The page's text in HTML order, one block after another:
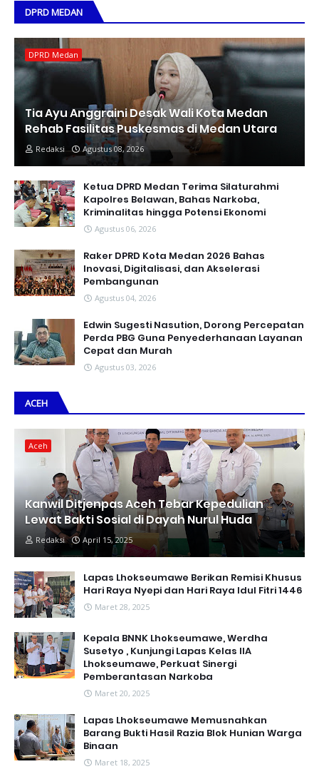
DPRD MEDAN
DPRD Medan
Tia Ayu Anggraini Desak Wali Kota Medan
Rehab Fasilitas Puskesmas di Medan Utara
Redaksi Agustus 08, 2026
Ketua DPRD Medan Terima Silaturahmi
Kapolres Belawan, Bahas Narkoba,
Kriminalitas hingga Potensi Ekonomi
Agustus 06, 2026
Raker DPRD Kota Medan 2026 Bahas
Inovasi, Digitalisasi, dan Akselerasi
Pembangunan
Agustus 04, 2026
Edwin Sugesti Nasution, Dorong Percepatan
Perda PBG Guna Penyederhanaan Layanan
Cepat dan Murah
Agustus 03, 2026
ACEH
Aceh
Kanwil Ditjenpas Aceh Tebar Kepedulian
Lewat Bakti Sosial di Dayah Nurul Huda
Redaksi April 15, 2025
Lapas Lhokseumawe Berikan Remisi Khusus
Hari Raya Nyepi dan Hari Raya Idul Fitri 1446
Maret 28, 2025
Kepala BNNK Lhokseumawe, Werdha
Susetyo , Kunjungi Lapas Kelas IIA
Lhokseumawe, Perkuat Sinergi
Pemberantasan Narkoba
Maret 20, 2025
Lapas Lhokseumawe Memusnahkan
Barang Bukti Hasil Razia Blok Hunian Warga
Binaan
Maret 18, 2025